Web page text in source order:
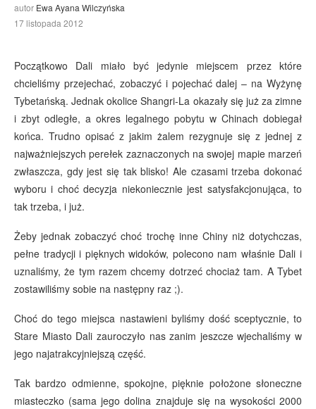
autor Ewa Ayana Wilczyńska
17 listopada 2012
Początkowo Dali miało być jedynie miejscem przez które
chcieliśmy przejechać, zobaczyć i pojechać dalej – na Wyżynę
Tybetańską. Jednak okolice Shangri-La okazały się już za zimne
i zbyt odległe, a okres legalnego pobytu w Chinach dobiegał
końca. Trudno opisać z jakim żalem rezygnuje się z jednej z
najważniejszych perełek zaznaczonych na swojej mapie marzeń
zwłaszcza, gdy jest się tak blisko! Ale czasami trzeba dokonać
wyboru i choć decyzja niekoniecznie jest satysfakcjonująca, to
tak trzeba, i już.
Żeby jednak zobaczyć choć trochę inne Chiny niż dotychczas,
pełne tradycji i pięknych widoków, polecono nam właśnie Dali i
uznaliśmy, że tym razem chcemy dotrzeć chociaż tam. A Tybet
zostawiliśmy sobie na następny raz ;).
Choć do tego miejsca nastawieni byliśmy dość sceptycznie, to
Stare Miasto Dali zauroczyło nas zanim jeszcze wjechaliśmy w
jego najatrakcyjniejszą część.
Tak bardzo odmienne, spokojne, pięknie położone słoneczne
miasteczko (sama jego dolina znajduje się na wysokości 2000